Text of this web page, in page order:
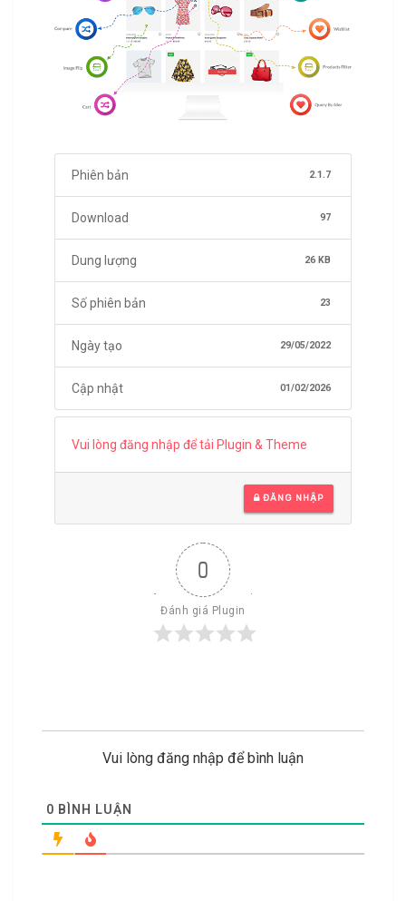
Phiên bản 2.1.7
Download 97
Dung lượng 26 KB
Số phiên bản 23
Ngày tạo 29/05/2022
Cập nhật 01/02/2026
Vui lòng đăng nhập để tải Plugin & Theme
ĐĂNG NHẬP
0
Đánh giá Plugin
Vui lòng đăng nhập để bình luận
0 BÌNH LUẬN